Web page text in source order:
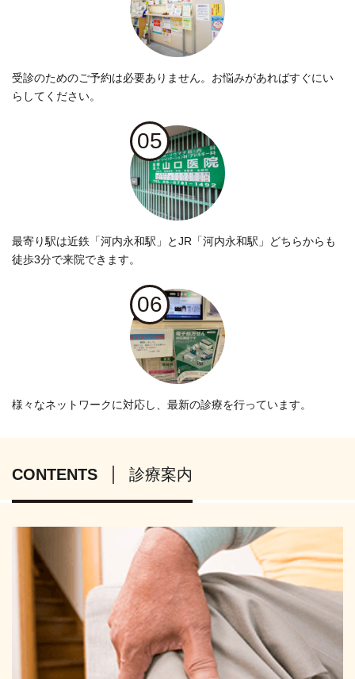
受診のためのご予約は必要ありません。お悩みがあればすぐにい
らしてください。
05
最寄り駅は近鉄「河内永和駅」とJR「河内永和駅」どちらからも
徒歩3分で来院できます。
06
様々なネットワークに対応し、最新の診療を行っています。
CONTENTS 診療案内